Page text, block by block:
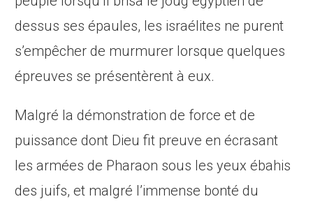
dessus ses épaules, les israélites ne purent
s’empêcher de murmurer lorsque quelques
épreuves se présentèrent à eux.
Malgré la démonstration de force et de
puissance dont Dieu fit preuveen écrasant
les armées de Pharaon sous les yeux ébahis
des juifs, et malgré l’immense bonté du